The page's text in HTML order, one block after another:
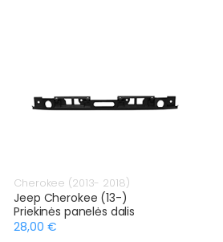
Cherokee (2013- 2018)
Jeep Cherokee (13-)
Priekinės panelės dalis
28,00 €